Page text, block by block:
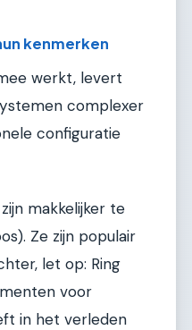
kenmerken
werkt, levert
complexer
configuratie
makkelijker te
Ze zijn populair
let op: Ring
voor
in het verleden